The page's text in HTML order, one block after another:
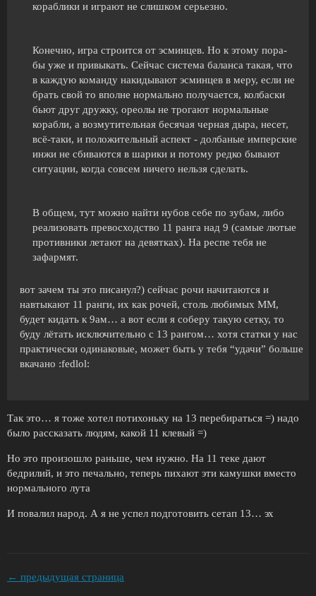
кораблики и играют не слишком серьезно.
Конечно, игра строится от эсминцев. Но к этому пора-
бы уже и привыкать. Сейчас система баланса такая, что
в каждую команду накидывают эсминцев в меру, если не
брать свой то вполне нормально получается, колбаски
бьют друг дружку, ореолы не трогают нормальные
корабли, а возмутительная бесячая черная дыра, несет,
всё-таки, и положительный аспект - долбаные имперские
инжи не сбиваются в шарики и потому редко бывают
ситуации, когда совсем ничего нельзя сделать.
В общем, тут можно найти нубов себе по зубам, либо
реализовать превосходство 11 ранга над 9 (самые лютые
противники летают на девятках). На респе тебя не
зафармят.
вот зачем ты это писанул?) сейчас рочи начитаются и
навтыкают 11 ранги, их как рочей, столь любимых ММ,
будет кидать к 9ам… а вот если я соберу такую сетку, то
буду лётать исключительно с 13 рангом… хотя статки у нас
практически одинаковые, может быть у тебя “удачи” больше
вкачано :fedlol:
Так это… я тоже хотел потихоньку на 13 перебираться =) надо
было рассказать людям, какой 11 клевый =)
Но это произошло раньше, чем нужно. На 11 теке дают
бедрилий, и это печально, теперь пихают эти камушки вместо
нормального лута
И повалил народ. А я не успел подготовить сетап 13… эх
← предыдущая страница